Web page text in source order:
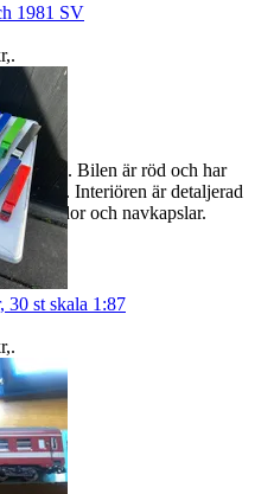
1:18. Bilen är röd och har
grill. Interiören är detaljerad
däcksidor och navkapslar.
1981 SV
,.
30 st skala 1:87
,.